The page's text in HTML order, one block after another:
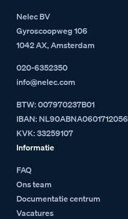
Nelec BV
Gyroscoopweg 106
1042 AX, Amsterdam
020-6352350
info@nelec.com
BTW: 007970237B01
IBAN: NL90ABNA0601712056
KVK: 33259107
Informatie
FAQ
Ons team
Documentatie centrum
Vacatures